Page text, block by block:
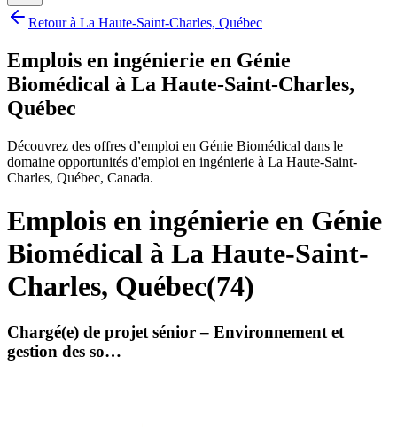
Retour à La Haute-Saint-Charles, Québec
Emplois en ingénierie en Génie
Biomédical à La Haute-Saint-Charles,
Québec
Découvrez des offres d’emploi en Génie Biomédical dans le
domaine opportunités d'emploi en ingénierie à La Haute-Saint-
Charles, Québec, Canada.
Emplois en ingénierie en Génie
Biomédical à La Haute-Saint-
Charles, Québec(74)
Chargé(e) de projet sénior – Environnement et
gestion des so…